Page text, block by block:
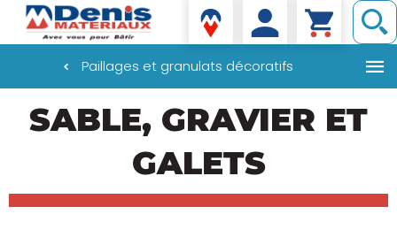
contenu
Denis matériaux
Paillages et granulats décoratifs
SABLE, GRAVIER ET
GALETS